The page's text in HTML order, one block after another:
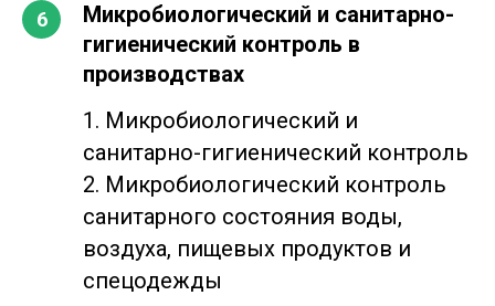
Микробиологический и санитарно-
гигиенический контроль в
производствах
1. Микробиологический и
санитарно-гигиенический контроль
2. Микробиологический контроль
санитарного состояния воды,
воздуха, пищевых продуктов и
спецодежды